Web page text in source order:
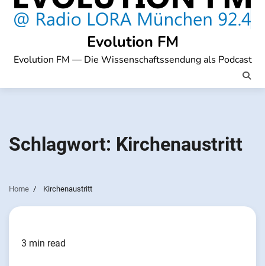
Evolution FM
Evolution FM — Die Wissenschaftssendung als Podcast
Schlagwort: Kirchenaustritt
Home Kirchenaustritt
3 min read